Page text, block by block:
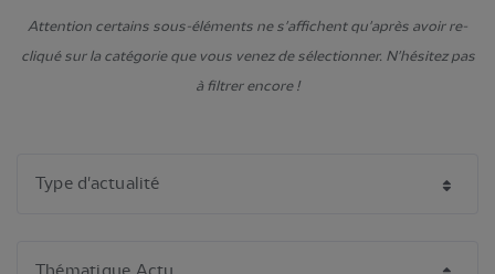
Attention certains sous-éléments ne s'affichent qu'après avoir re-
cliqué sur la catégorie que vous venez de sélectionner. N'hésitez pas
à filtrer encore !